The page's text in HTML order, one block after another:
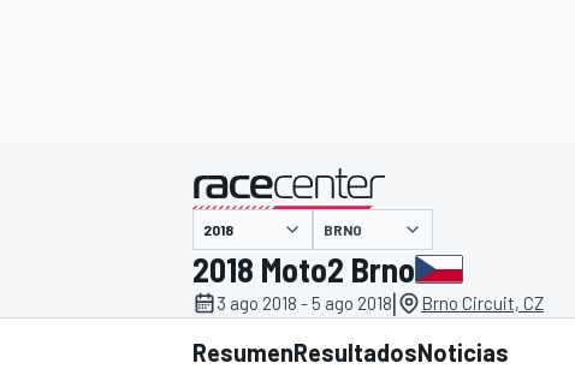
INDYCAR WRC
presentado por
BRNO
2018 Moto2 Brno
3 ago 2018 - 5 ago 2018| Brno Circuit, CZ
ResumenResultadosNoticias